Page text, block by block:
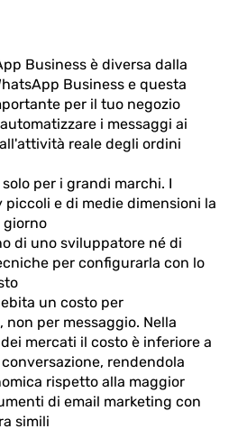
Business è diversa dalla
Business e questa
per il tuo negozio
i messaggi ai
reale degli ordini
per i grandi marchi. I
piccoli e di medie dimensioni la
giorno
di uno sviluppatore né di
per configurarla con lo
un costo per
non per messaggio. Nella
mercati il costo è inferiore a
rendendola
rispetto alla maggior
di email marketing con
simili